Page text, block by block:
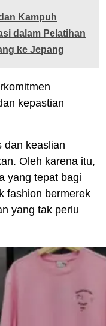
Kampuh
dalam Pelatihan
ke Jepang
kepastian
dan keaslian
Oleh karena itu,
yang tepat bagi
fashion bermerek
yang tak perlu